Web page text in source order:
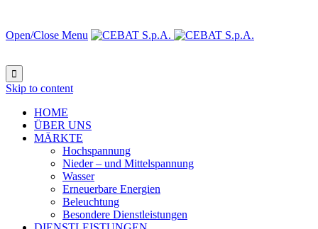
Open/Close Menu

Skip to content
HOME
ÜBER UNS
MÄRKTE
Hochspannung
Nieder – und Mittelspannung
Wasser
Erneuerbare Energien
Beleuchtung
Besondere Dienstleistungen